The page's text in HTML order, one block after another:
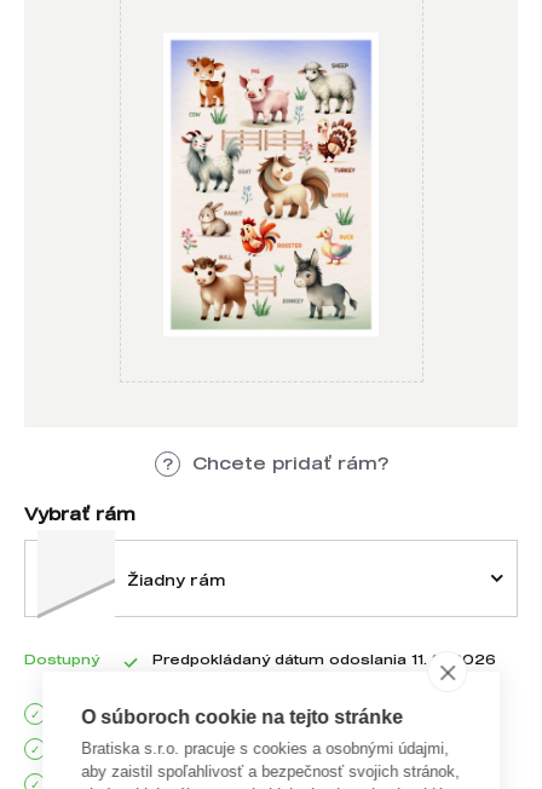
Chcete pridať rám?
Vybrať rám
Žiadny rám
Dostupný Predpokládaný dátum odoslania 11. 8. 2026
Poštovné nad 100 EUR zadarmo
Doručenie do 2 pracovných dní
90 dní na vrátenie tovaru
O súboroch cookie na tejto stránke
Bratiska s.r.o. pracuje s cookies a osobnými údajmi,
aby zaistil spoľahlivosť a bezpečnosť svojich stránok,